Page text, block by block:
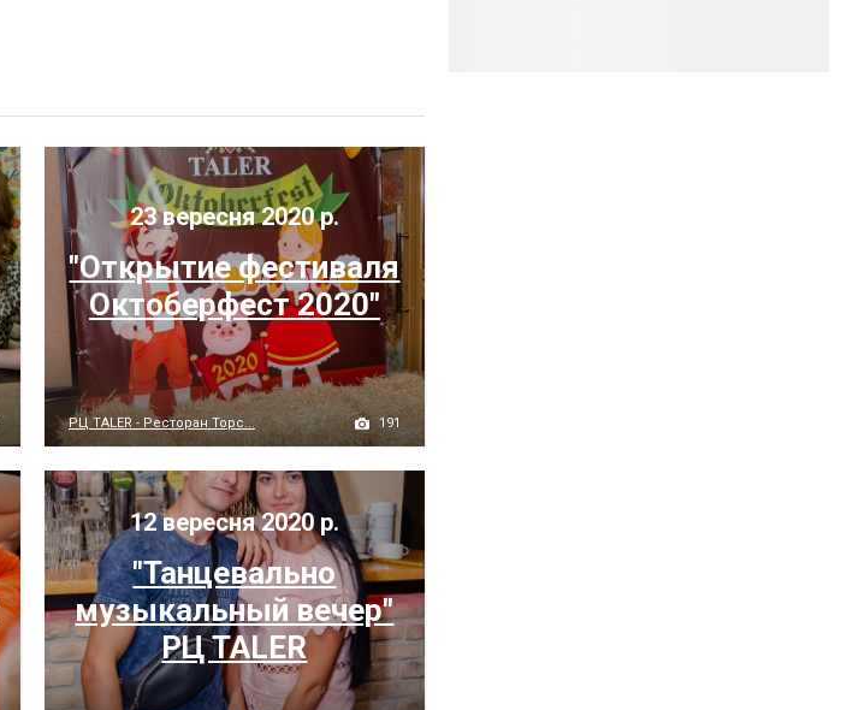
23 вересня 2020 р.
"Открытие фестиваля
Октоберфест 2020"
РЦ TALER - Ресторан Торс... 191
12 вересня 2020 р.
"Танцевально
музыкальный вечер"
РЦ TALER